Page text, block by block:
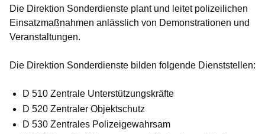
Die Direktion Sonderdienste plant und leitet polizeilichen
Einsatzmaßnahmen anlässlich von Demonstrationen und
Veranstaltungen.
Die Direktion Sonderdienste bilden folgende Dienststellen:
D 510 Zentrale Unterstützungskräfte
D 520 Zentraler Objektschutz
D 530 Zentrales Polizeigewahrsam